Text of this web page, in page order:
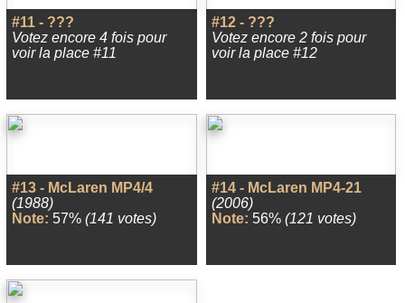
#11 - ???
Votez encore 4 fois pour
voir la place #11
#12 - ???
Votez encore 2 fois pour
voir la place #12
#13 - McLaren MP4/4
(1988)
Note: 57% (141 votes)
#14 - McLaren MP4-21
(2006)
Note: 56% (121 votes)